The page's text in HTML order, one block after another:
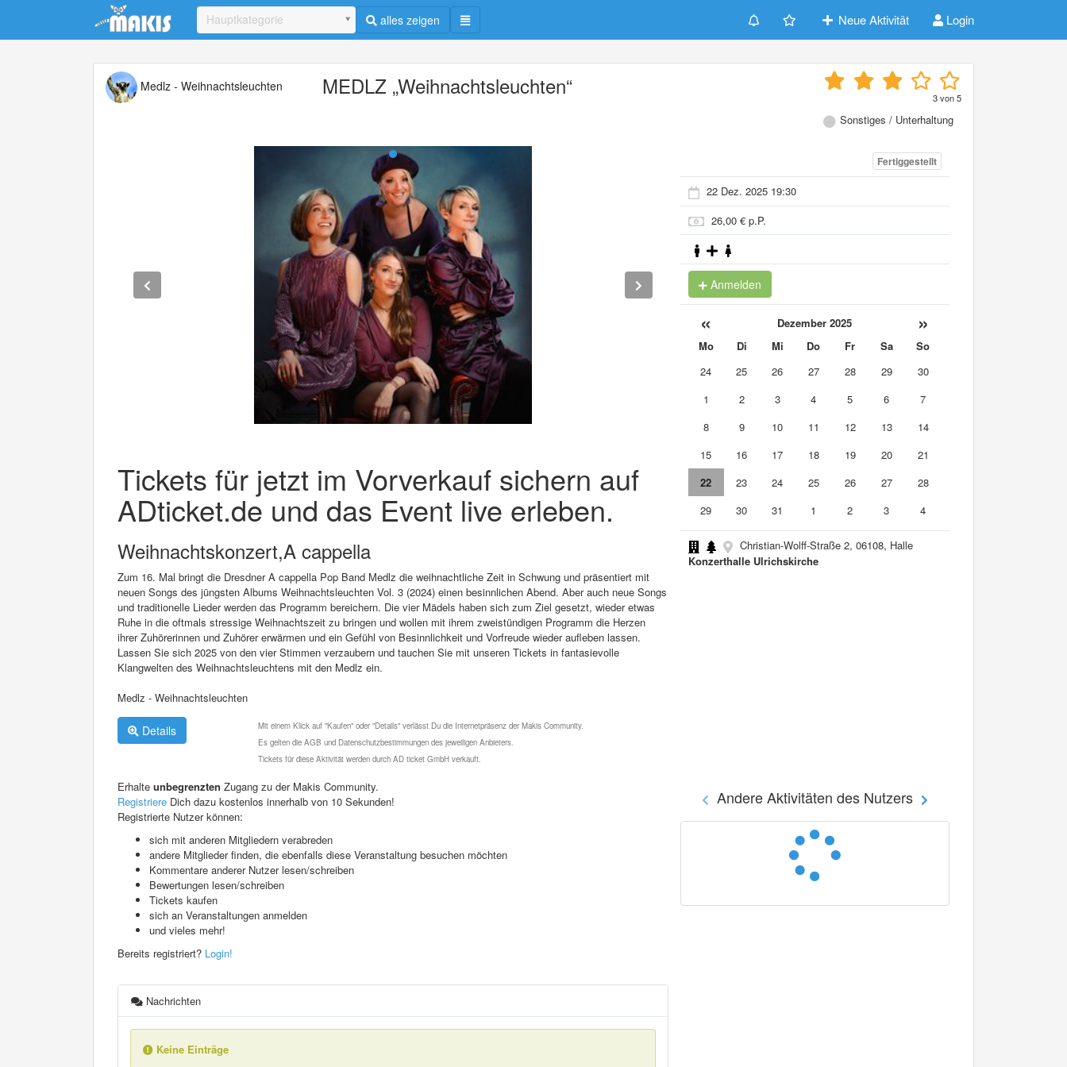
Update cookies preferences
Hauptkategorie alles zeigen Neue Aktivität Login
Medlz - Weihnachtsleuchten MEDLZ „Weihnachtsleuchten“ 3von5
Sonstiges / Unterhaltung
Tickets für jetzt im Vorverkauf sichern auf
ADticket.de und das Event live erleben.
Weihnachtskonzert,A cappella
Zum 16. Mal bringt die Dresdner A cappella Pop Band Medlz die weihnachtliche Zeit in Schwung und präsentiert mit
neuen Songs des jüngsten Albums Weihnachtsleuchten Vol. 3 (2024) einen besinnlichen Abend. Aber auch neue Songs
und traditionelle Lieder werden das Programm bereichern. Die vier Mädels haben sich zum Ziel gesetzt, wieder etwas
Ruhe in die oftmals stressige Weihnachtszeit zu bringen und wollen mit ihrem zweistündigen Programm die Herzen
ihrer Zuhörerinnen und Zuhörer erwärmen und ein Gefühl von Besinnlichkeit und Vorfreude wieder aufleben lassen.
Lassen Sie sich 2025 von den vier Stimmen verzaubern und tauchen Sie mit unseren Tickets in fantasievolle
Klangwelten des Weihnachtsleuchtens mit den Medlz ein.
Medlz - Weihnachtsleuchten
Details
Mit einem Klick auf "Kaufen" oder "Details" verlässt Du die Internetpräsenz der Makis Community.
Es gelten die AGB und Datenschutzbestimmungen des jeweiligen Anbieters.
Tickets für diese Aktivität werden durch AD ticket GmbH verkauft.
Erhalte unbegrenzten Zugang zu der Makis Community.
Registriere Dich dazu kostenlos innerhalb von 10 Sekunden!
Registrierte Nutzer können:
sich mit anderen Mitgliedern verabreden
andere Mitglieder finden, die ebenfalls diese Veranstaltung besuchen möchten
Kommentare anderer Nutzer lesen/schreiben
Bewertungen lesen/schreiben
Tickets kaufen
sich an Veranstaltungen anmelden
und vieles mehr!
Bereits registriert? Login!
Nachrichten
Keine Einträge
Fertiggestellt
22 Dez. 2025 19:30
26,00 € p.P.
Anmelden
« Dezember 2025 »
Mo Di Mi Do Fr Sa
So
24
25 26 27 28 29
30
1
2 3 4 5 6
7
8
9 10 11 12 13
14
15
16 17 18 19 20
21
22
23 24 25 26 27
28
29
30 31 1 2 3 4
Christian-Wolff-Straße 2, 06108, Halle
Konzerthalle Ulrichskirche
Andere Aktivitäten des Nutzers